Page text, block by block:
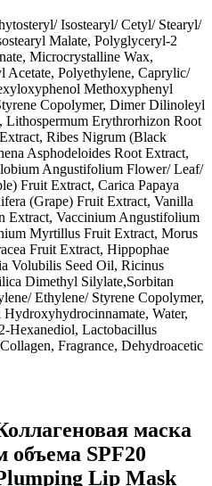
Isostearyl/ Cetyl/ Stearyl/
Malate, Polyglyceryl-2
Microcrystalline Wax,
Acetate, Polyethylene, Caprylic/
Methoxyphenyl
Copolymer, Dimer Dilinoleyl
Erythrorhizon Root
Ribes Nigrum (Black
Asphodeloides Root Extract,
Angustifolium Flower/ Leaf/
Fruit Extract, Carica Papaya
(Grape) Fruit Extract, Vanilla
Extract, Vaccinium Angustifolium
Myrtillus Fruit Extract, Morus
Fruit Extract, Hippophae
Volubilis Seed Oil, Ricinus
Dimethyl Silylate,Sorbitan
Ethylene/ Styrene Copolymer,
Water,
Hexanediol, Lactobacillus
Fragrance, Dehydroacetic
маска
объема SPF20
Lip Mask